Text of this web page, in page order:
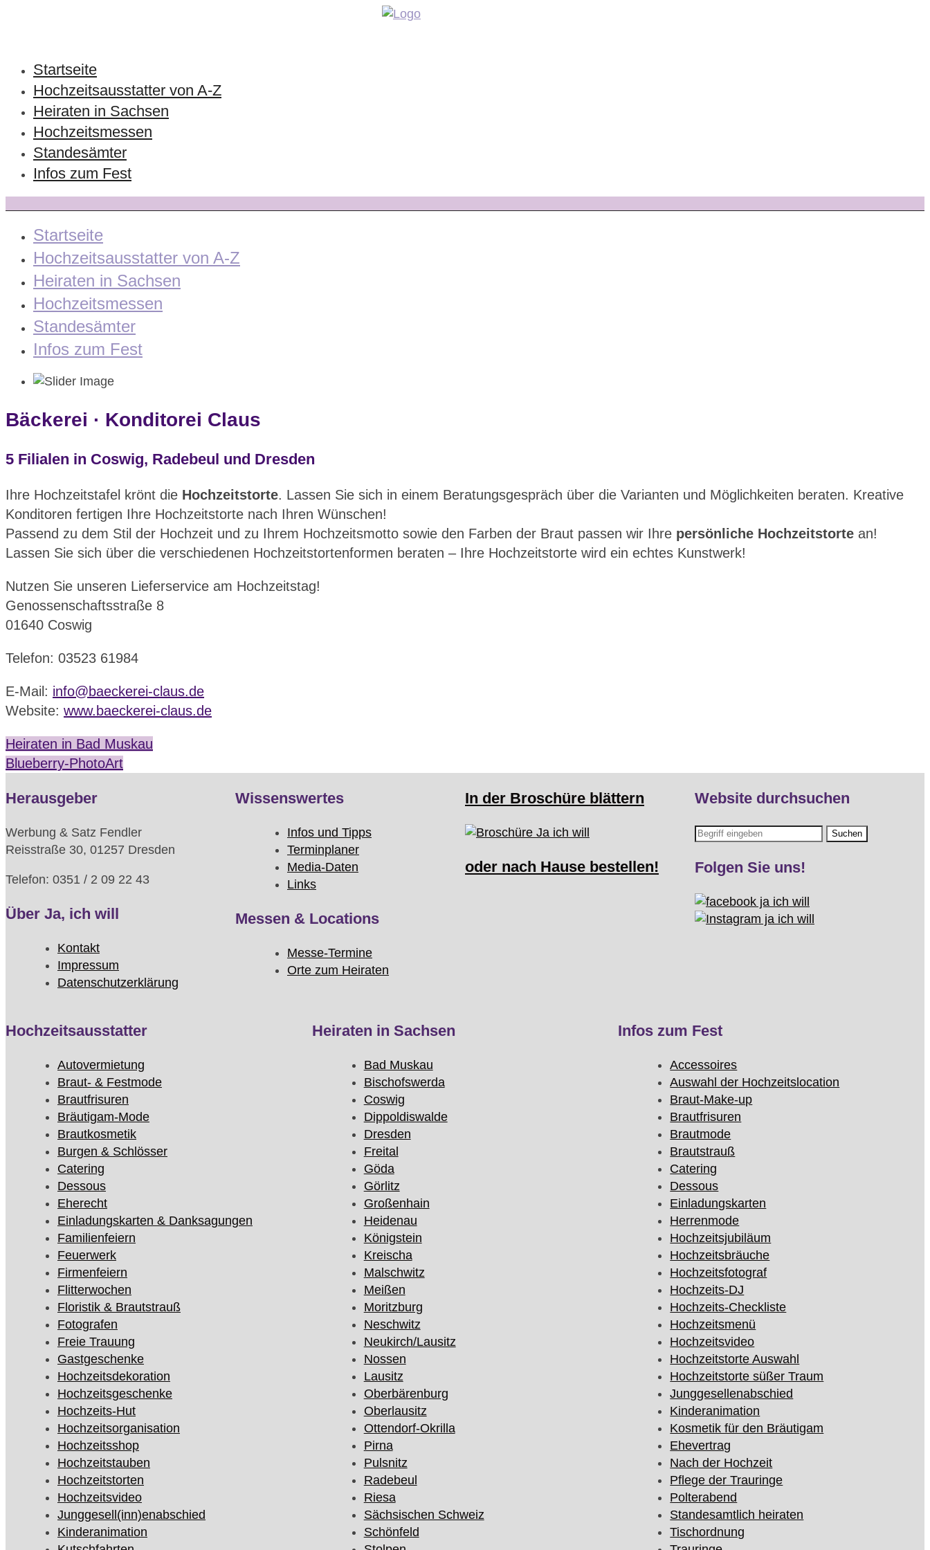
Startseite
Hochzeitsausstatter von A-Z
Heiraten in Sachsen
Hochzeitsmessen
Standesämter
Infos zum Fest
Startseite
Hochzeitsausstatter von A-Z
Heiraten in Sachsen
Hochzeitsmessen
Standesämter
Infos zum Fest
Bäckerei · Konditorei Claus
5 Filialen in Coswig, Radebeul und Dresden
Ihre Hochzeitstafel krönt die Hochzeitstorte. Lassen Sie sich in einem Beratungsgespräch über die Varianten und Möglichkeiten beraten. Kreative
Konditoren fertigen Ihre Hochzeitstorte nach Ihren Wünschen!
Passend zu dem Stil der Hochzeit und zu Ihrem Hochzeitsmotto sowie den Farben der Braut passen wir Ihre persönliche Hochzeitstorte an!
Lassen Sie sich über die verschiedenen Hochzeitstortenformen beraten – Ihre Hochzeitstorte wird ein echtes Kunstwerk!
Nutzen Sie unseren Lieferservice am Hochzeitstag!
Genossenschaftsstraße 8
01640 Coswig
Telefon: 03523 61984
E-Mail: info@baeckerei-claus.de
Website: www.baeckerei-claus.de
Heiraten in Bad Muskau
Blueberry-PhotoArt
Herausgeber
Werbung & Satz Fendler
Reisstraße 30, 01257 Dresden
Telefon: 0351 / 2 09 22 43
Über Ja, ich will
Kontakt
Impressum
Datenschutzerklärung
Wissenswertes
Infos und Tipps
Terminplaner
Media-Daten
Links
Messen & Locations
Messe-Termine
Orte zum Heiraten
In der Broschüre blättern
oder nach Hause bestellen!
Website durchsuchen
Folgen Sie uns!
Hochzeitsausstatter
Autovermietung
Braut- & Festmode
Brautfrisuren
Bräutigam-Mode
Brautkosmetik
Burgen & Schlösser
Catering
Dessous
Eherecht
Einladungskarten & Danksagungen
Familienfeiern
Feuerwerk
Firmenfeiern
Flitterwochen
Floristik & Brautstrauß
Fotografen
Freie Trauung
Gastgeschenke
Hochzeitsdekoration
Hochzeitsgeschenke
Hochzeits-Hut
Hochzeitsorganisation
Hochzeitsshop
Hochzeitstauben
Hochzeitstorten
Hochzeitsvideo
Junggesell(inn)enabschied
Kinderanimation
Heiraten in Sachsen
Bad Muskau
Bischofswerda
Coswig
Dippoldiswalde
Dresden
Freital
Göda
Görlitz
Großenhain
Heidenau
Königstein
Kreischa
Malschwitz
Meißen
Moritzburg
Neschwitz
Neukirch/Lausitz
Nossen
Lausitz
Oberbärenburg
Oberlausitz
Ottendorf-Okrilla
Pirna
Pulsnitz
Radebeul
Riesa
Sächsischen Schweiz
Schönfeld
Infos zum Fest
Accessoires
Auswahl der Hochzeitslocation
Braut-Make-up
Brautfrisuren
Brautmode
Brautstrauß
Catering
Dessous
Einladungskarten
Herrenmode
Hochzeitsjubiläum
Hochzeitsbräuche
Hochzeitsfotograf
Hochzeits-DJ
Hochzeits-Checkliste
Hochzeitsmenü
Hochzeitsvideo
Hochzeitstorte Auswahl
Hochzeitstorte süßer Traum
Junggesellenabschied
Kinderanimation
Kosmetik für den Bräutigam
Ehevertrag
Nach der Hochzeit
Pflege der Trauringe
Polterabend
Standesamtlich heiraten
Tischordnung